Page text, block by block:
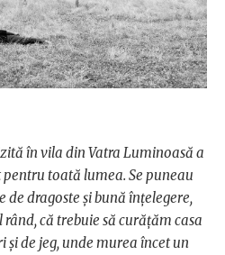
în vila din Vatra Luminoasă a
toată lumea. Se puneau
dragoste şi bună înţelegere,
că trebuie să curăţăm casa
de jeg, unde murea încet un